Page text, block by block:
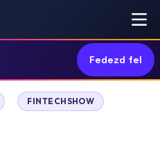
Fedezd fel
| FINTECHSHOW